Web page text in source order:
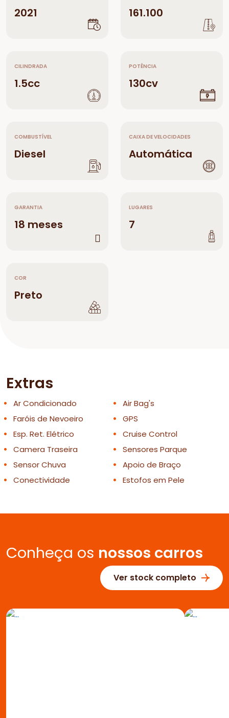
2021 161.100
CILINDRADA
1.5cc
POTÊNCIA
130cv
COMBUSTÍVEL
Diesel
CAIXA DE VELOCIDADES
Automática
GARANTIA
18 meses
LUGARES
7
COR
Preto
Extras
Ar Condicionado
Air Bag's
Faróis de Nevoeiro
GPS
Esp. Ret. Elétrico
Cruise Control
Camera Traseira
Sensores Parque
Sensor Chuva
Apoio de Braço
Conectividade
Estofos em Pele
Conheça os nossos carros
Ver stock completo